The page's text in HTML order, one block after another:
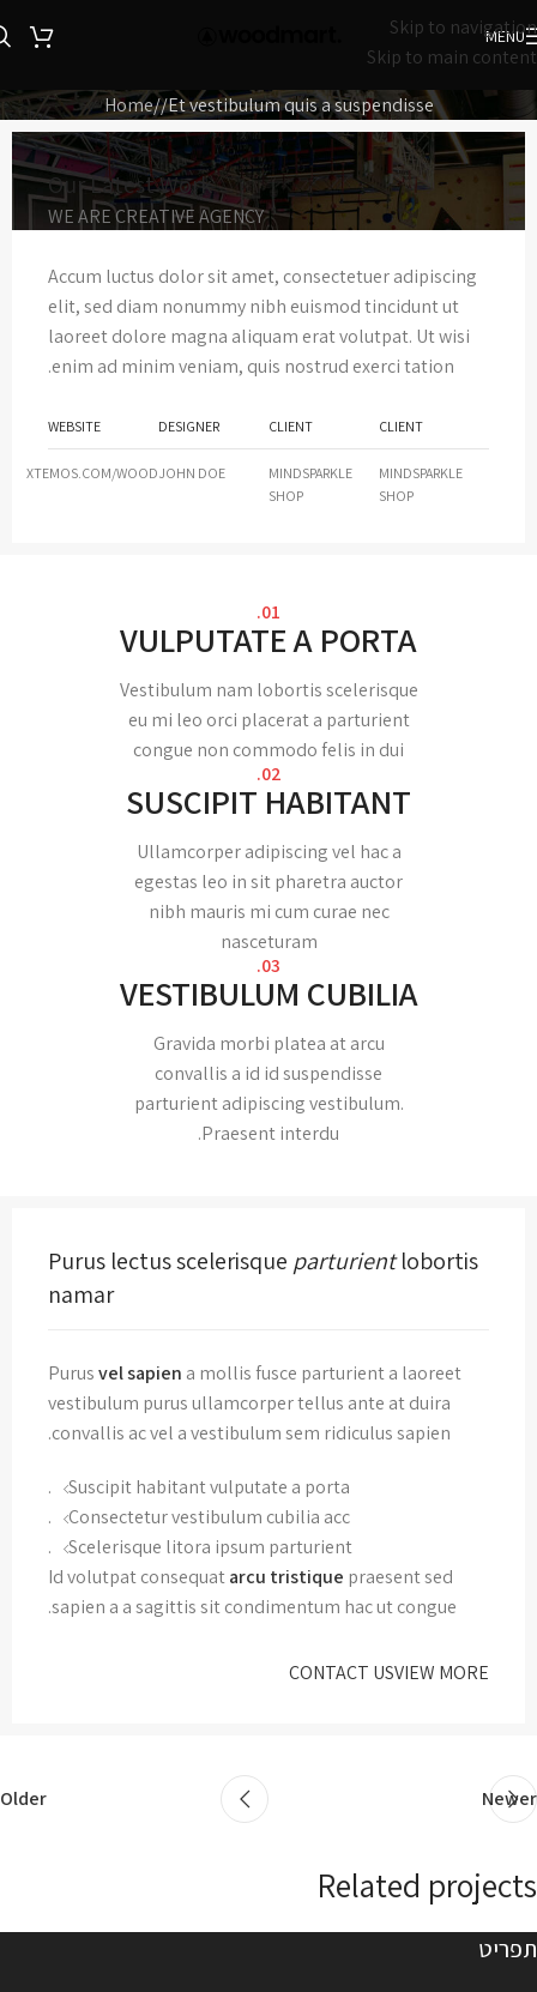
Skip to navigation
Skip to main content
MENU
Home Et vestibulum quis a suspendisse
Our Latest Work
WE ARE CREATIVE AGENCY
Accum luctus dolor sit amet, consectetuer adipiscing
elit, sed diam nonummy nibh euismod tincidunt ut
laoreet dolore magna aliquam erat volutpat. Ut wisi
enim ad minim veniam, quis nostrud exerci tation.
CLIENT
MINDSPARKLE
SHOP
CLIENT
MINDSPARKLE
SHOP
DESIGNER
JOHN DOE
WEBSITE
XTEMOS.COM/WOOD
01.
VULPUTATE A PORTA
Vestibulum nam lobortis scelerisque
eu mi leo orci placerat a parturient
congue non commodo felis in dui
02.
SUSCIPIT HABITANT
Ullamcorper adipiscing vel hac a
egestas leo in sit pharetra auctor
nibh mauris mi cum curae nec
nasceturam
03.
VESTIBULUM CUBILIA
Gravida morbi platea at arcu
convallis a id id suspendisse
parturient adipiscing vestibulum.
Praesent interdu.
Purus lectus scelerisque parturientlobortis
namar
Purusvel sapien a mollis fusce parturient a laoreet
vestibulum purus ullamcorper tellus ante at duira
convallis ac vel a vestibulum sem ridiculus sapien.
Suscipit habitant vulputate a porta.
Consectetur vestibulum cubilia acc.
Scelerisque litora ipsum parturient.
Id volutpat consequatarcu tristique praesent sed
sapien a a sagittis sit condimentum hac ut congue.
VIEW MORE
CONTACT US
Newer
Older
Related projects
תפריט